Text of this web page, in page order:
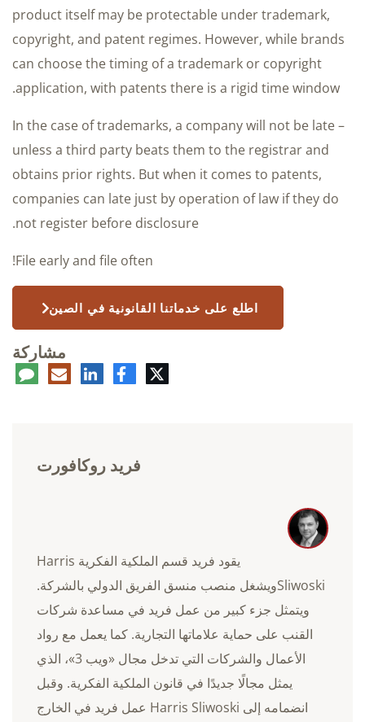
product itself may be protectable under trademark,
copyright, and patent regimes. However, while brands
can choose the timing of a trademark or copyright
application, with patents there is a rigid time window.
In the case of trademarks, a company will not be late –
unless a third party beats them to the registrar and
obtains prior rights. But when it comes to patents,
companies can late just by operation of law if they do
not register before disclosure.
File early and file often!
اطلع على خدماتنا القانونية في الصين
مشاركة
تويتر فيسبوكلينكدإنالبريد
فريد روكافورت
يقود فريد قسم الملكية الفكرية Harris
Sliwoskiويشغل منصب منسق الفريق الدولي بالشركة.
ويتمثل جزء كبير من عمل فريد في مساعدة شركات
القنب على حماية علاماتها التجارية. كما يعمل مع رواد
الأعمال والشركات التي تدخل مجال «ويب 3»، الذي
يمثل مجالًا جديدًا في قانون الملكية الفكرية. وقبل
انضمامه إلى Harris Sliwoski عمل فريد في الخارج